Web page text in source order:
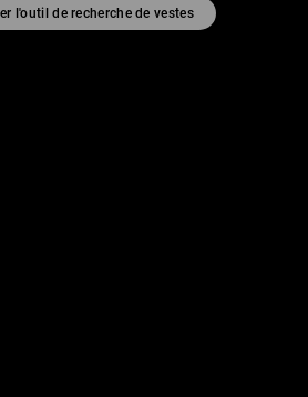
l'outil de recherche de vestes